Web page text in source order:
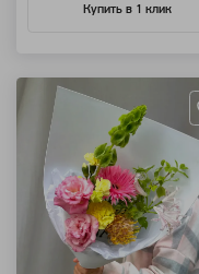
Купить в 1 клик